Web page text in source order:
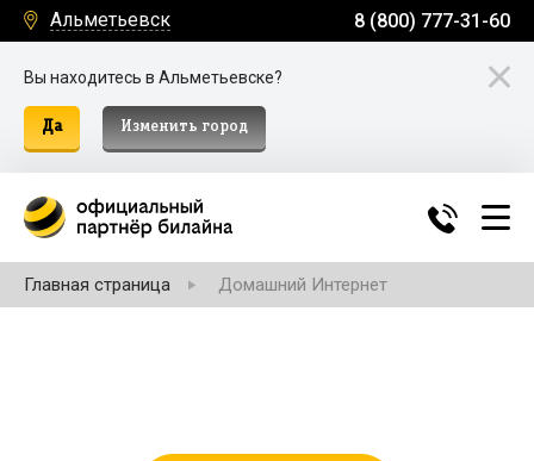
Альметьевск 8 (800) 777-31-60
Вы находитесь в Альметьевске?
Да Изменить город
Главная страница Домашний Интернет